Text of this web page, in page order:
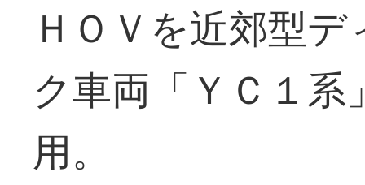
ＨＯＶを近郊型
ク車両「ＹＣ１
用。